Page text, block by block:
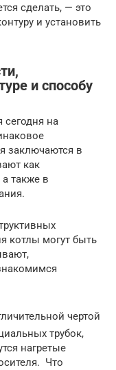
сделать, — это
и установить
и способу
на
заключаются в
как
также в
котлы могут быть
чертой
трубок,
нагретые
Что